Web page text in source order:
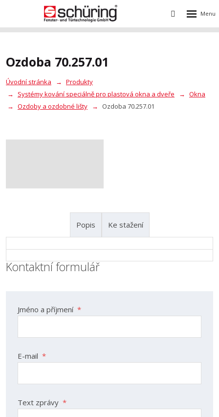
Vyhledávání
Rozbalení
Ozdoba 70.257.01
Úvodní stránka
Produkty
Systémy kování speciálně pro plastová okna a dveře
Okna
Ozdoby a ozdobné lišty
Ozdoba 70.257.01
Popis Ke stažení
Kontaktní formulář
Jméno a příjmení *
E-mail *
Text zprávy *